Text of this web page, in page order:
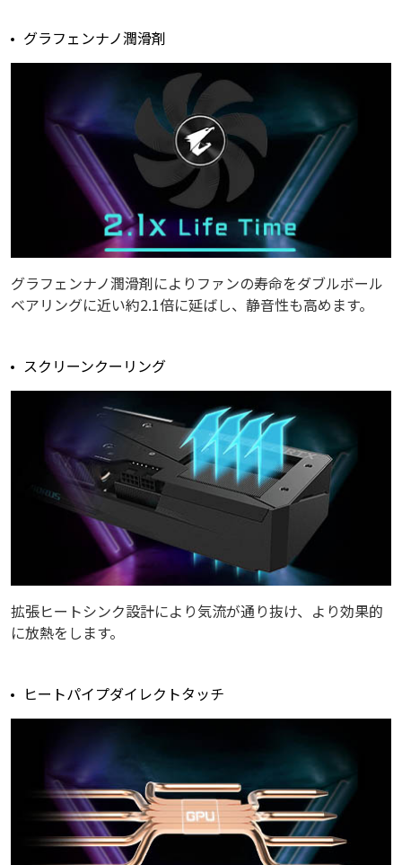
グラフェンナノ潤滑剤
グラフェンナノ潤滑剤によりファンの寿命をダブルボール
ベアリングに近い約2.1倍に延ばし、静音性も高めます。
スクリーンクーリング
拡張ヒートシンク設計により気流が通り抜け、より効果的
に放熱をします。
ヒートパイプダイレクトタッチ